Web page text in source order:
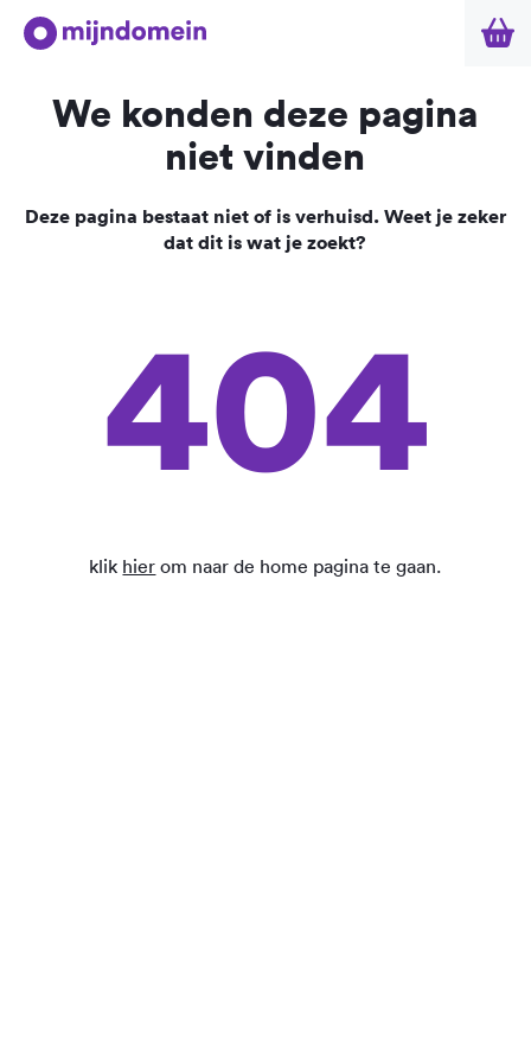
We konden deze pagina
niet vinden
Deze pagina bestaat niet of is verhuisd. Weet je zeker
dat dit is wat je zoekt?
404
klik hier om naar de home pagina te gaan.